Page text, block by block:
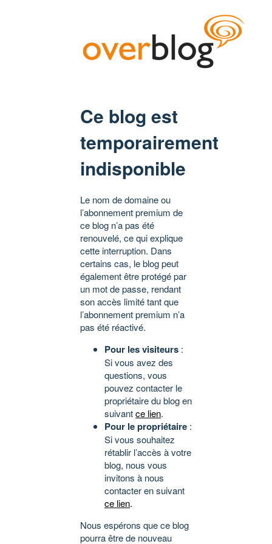
Ce blog est
temporairement
indisponible
Le nom de domaine ou
l’abonnement premium de
ce blog n’a pas été
renouvelé, ce qui explique
cette interruption. Dans
certains cas, le blog peut
également être protégé par
un mot de passe, rendant
son accès limité tant que
l’abonnement premium n’a
pas été réactivé.
Pour les visiteurs :
Si vous avez des
questions, vous
pouvez contacter le
propriétaire du blog en
suivantce lien.
Pour le propriétaire :
Si vous souhaitez
rétablir l’accès à votre
blog, nous vous
invitons à nous
contacter en suivant
ce lien.
Nous espérons que ce blog
pourra être de nouveau